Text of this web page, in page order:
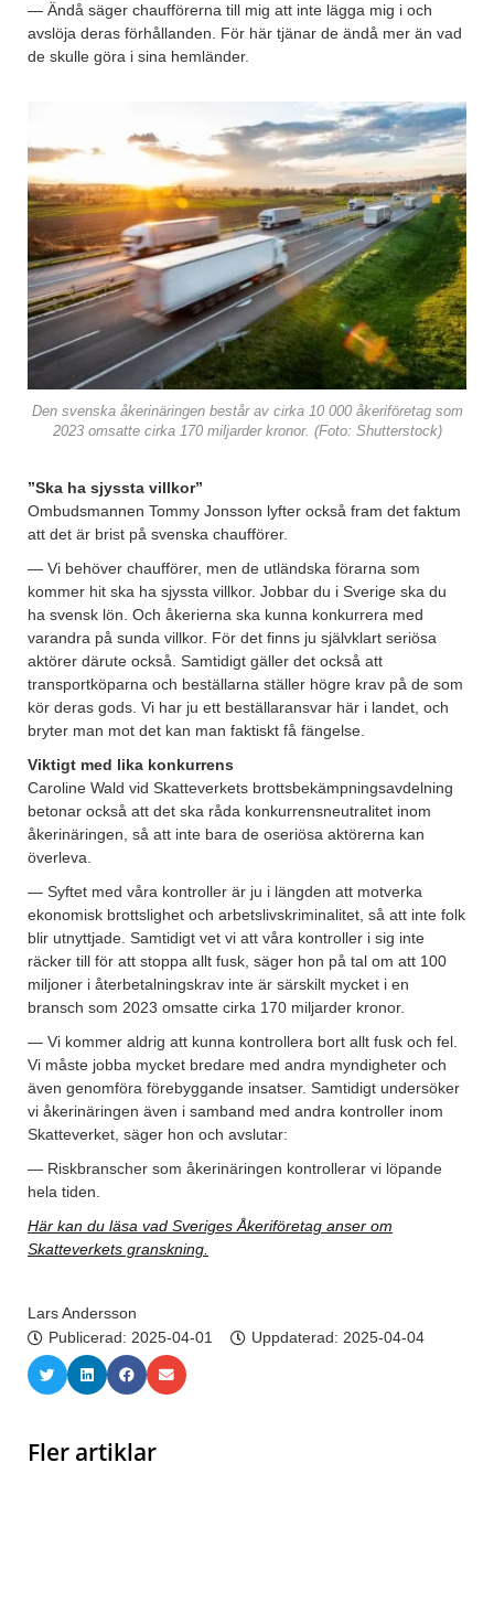
— Ändå säger chaufförerna till mig att inte lägga mig i och
avslöja deras förhållanden. För här tjänar de ändå mer än vad
de skulle göra i sina hemländer.
Den svenska åkerinäringen består av cirka 10 000 åkeriföretag som
2023 omsatte cirka 170 miljarder kronor. (Foto: Shutterstock)
”Ska ha sjyssta villkor”
Ombudsmannen Tommy Jonsson lyfter också fram det faktum
att det är brist på svenska chaufförer.
— Vi behöver chaufförer, men de utländska förarna som
kommer hit ska ha sjyssta villkor. Jobbar du i Sverige ska du
ha svensk lön. Och åkerierna ska kunna konkurrera med
varandra på sunda villkor. För det finns ju självklart seriösa
aktörer därute också. Samtidigt gäller det också att
transportköparna och beställarna ställer högre krav på de som
kör deras gods. Vi har ju ett beställaransvar här i landet, och
bryter man mot det kan man faktiskt få fängelse.
Viktigt med lika konkurrens
Caroline Wald vid Skatteverkets brottsbekämpningsavdelning
betonar också att det ska råda konkurrensneutralitet inom
åkerinäringen, så att inte bara de oseriösa aktörerna kan
överleva.
— Syftet med våra kontroller är ju i längden att motverka
ekonomisk brottslighet och arbetslivskriminalitet, så att inte folk
blir utnyttjade. Samtidigt vet vi att våra kontroller i sig inte
räcker till för att stoppa allt fusk, säger hon på tal om att 100
miljoner i återbetalningskrav inte är särskilt mycket i en
bransch som 2023 omsatte cirka 170 miljarder kronor.
— Vi kommer aldrig att kunna kontrollera bort allt fusk och fel.
Vi måste jobba mycket bredare med andra myndigheter och
även genomföra förebyggande insatser. Samtidigt undersöker
vi åkerinäringen även i samband med andra kontroller inom
Skatteverket, säger hon och avslutar:
— Riskbranscher som åkerinäringen kontrollerar vi löpande
hela tiden.
Här kan du läsa vad Sveriges Åkeriföretag anser om
Skatteverkets granskning.
Lars Andersson
Publicerad: 2025-04-01 Uppdaterad: 2025-04-04
Fler artiklar